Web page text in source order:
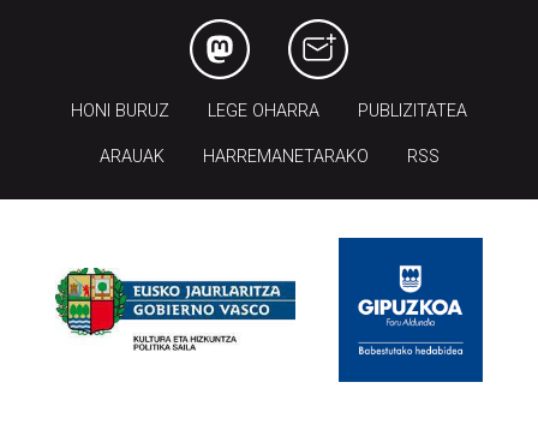
HONI BURUZ LEGE OHARRA PUBLIZITATEA
ARAUAK HARREMANETARAKO RSS